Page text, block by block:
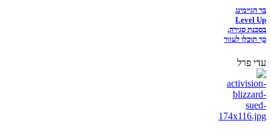
בר הגיימינג
Level Up
בסכנת סגירה,
כך תוכלו לעזור
עדי פרל